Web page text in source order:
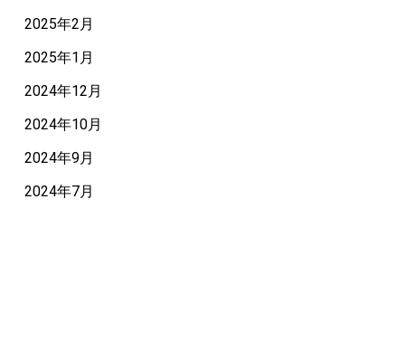
2025年2月
2025年1月
2024年12月
2024年10月
2024年9月
2024年7月